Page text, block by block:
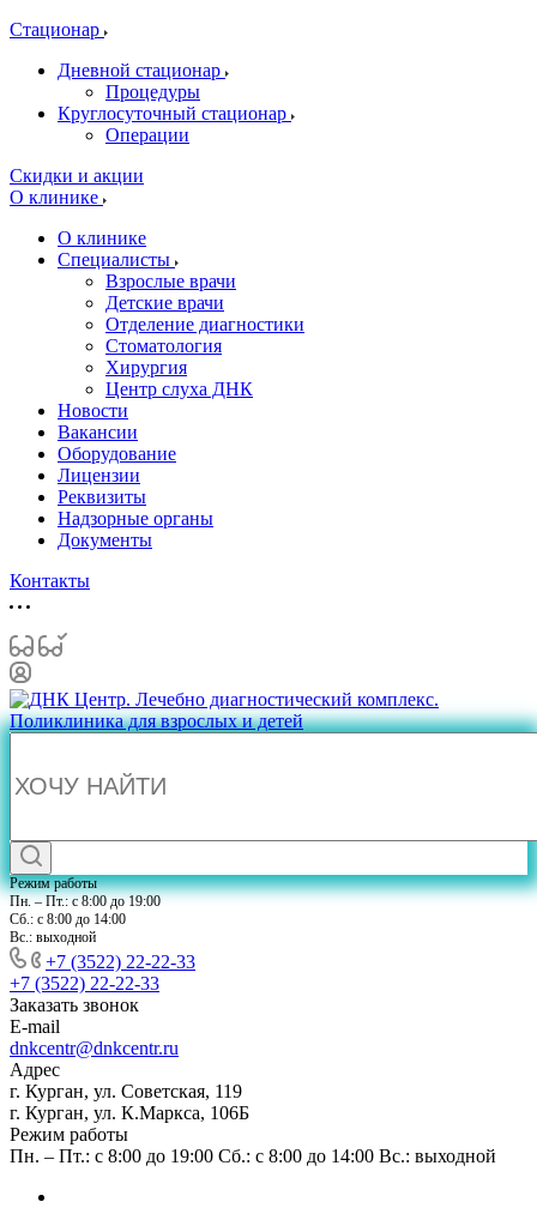
Стационар
Дневной стационар
Процедуры
Круглосуточный стационар
Операции
Скидки и акции
О клинике
О клинике
Специалисты
Взрослые врачи
Детские врачи
Отделение диагностики
Стоматология
Хирургия
Центр слуха ДНК
Новости
Вакансии
Оборудование
Лицензии
Реквизиты
Надзорные органы
Документы
Контакты
Режим работы
Пн. – Пт.: с 8:00 до 19:00
Сб.: с 8:00 до 14:00
Вс.: выходной
+7 (3522) 22-22-33
+7 (3522) 22-22-33
Заказать звонок
E-mail
dnkcentr@dnkcentr.ru
Адрес
г. Курган, ул. Советская, 119
г. Курган, ул. К.Маркса, 106Б
Режим работы
Пн. – Пт.: с 8:00 до 19:00 Сб.: с 8:00 до 14:00 Вс.: выходной